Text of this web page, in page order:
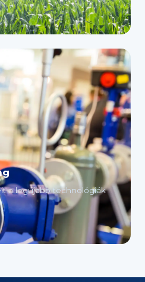
a legújabb technológiák